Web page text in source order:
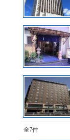
全7件